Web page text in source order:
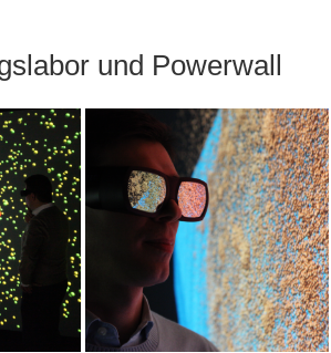
und Powerwall